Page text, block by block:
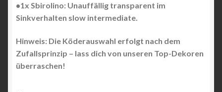
•1x Sbirolino: Unauffällig transparent im
Sinkverhalten slow intermediate.
Hinweis: Die Köderauswahl erfolgt nach dem
Zufallsprinzip – lass dich von unseren Top-Dekoren
überraschen!